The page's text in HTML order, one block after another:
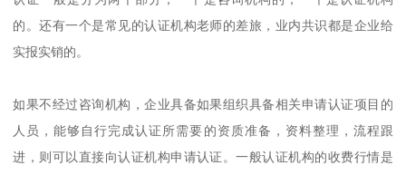
的。还有一个是常见的认证机构老师的差旅，业内共识都是企业给
实报实销的。
如果不经过咨询机构，企业具备如果组织具备相关申请认证项目的
人员，能够自行完成认证所需要的资质准备，资料整理，流程跟
进，则可以直接向认证机构申请认证。一般认证机构的收费行情是